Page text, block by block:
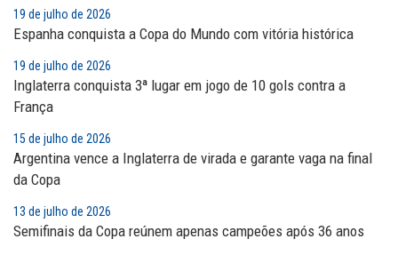
19 de julho de 2026
Espanha conquista a Copa do Mundo com vitória histórica
19 de julho de 2026
Inglaterra conquista 3ª lugar em jogo de 10 gols contra a
França
15 de julho de 2026
Argentina vence a Inglaterra de virada e garante vaga na final
da Copa
13 de julho de 2026
Semifinais da Copa reúnem apenas campeões após 36 anos